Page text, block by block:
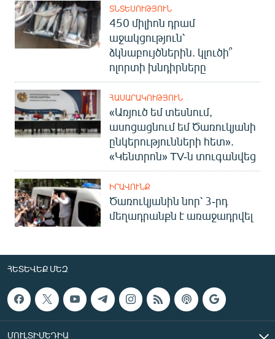
ՏՆՏԵՍՈՒԹՅՈՒՆ
450 միլիոն դրամ
աջակցություն՝
ձկնաբույծներին. կլուծի՞
ոլորտի խնդիրները
ՀԱՍԱՐԱԿՈՒԹՅՈՒՆ
«Առյուծ եմ տեսնում,
ասոցացնում եմ Ծառուկյանի
ընկերությունների հետ».
«Կենտրոն» TV-ն տուգանվեց
ԻՐԱՎՈՒՆՔ
Ծառուկյանին նոր՝ 3-րդ
մեղադրանքն է առաջադրվել
ՀԵՏԵՎԵՔ ՄԵԶ
ՄՈՒԼՏԻՄԵԴԻԱ